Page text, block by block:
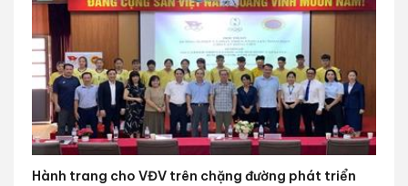
Hành trang cho VĐV trên chặng đường phát triển